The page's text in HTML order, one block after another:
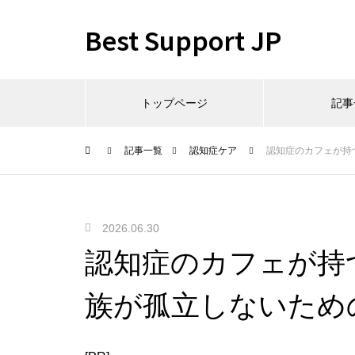
Best Support JP
トップページ 記
記事一覧 認知症ケア 認知症のカフェが
2026.06.30
認知症のカフェが
族が孤立しないため